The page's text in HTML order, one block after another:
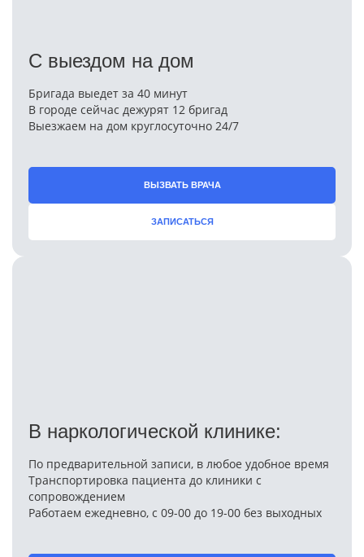
С выездом на дом
Бригада выедет за 40 минут
В городе сейчас дежурят 12 бригад
Выезжаем на дом круглосуточно 24/7
ВЫЗВАТЬ ВРАЧА
ЗАПИСАТЬСЯ
В наркологической клинике:
По предварительной записи, в любое удобное время
Транспортировка пациента до клиники с
сопровождением
Работаем ежедневно, с 09-00 до 19-00 без выходных